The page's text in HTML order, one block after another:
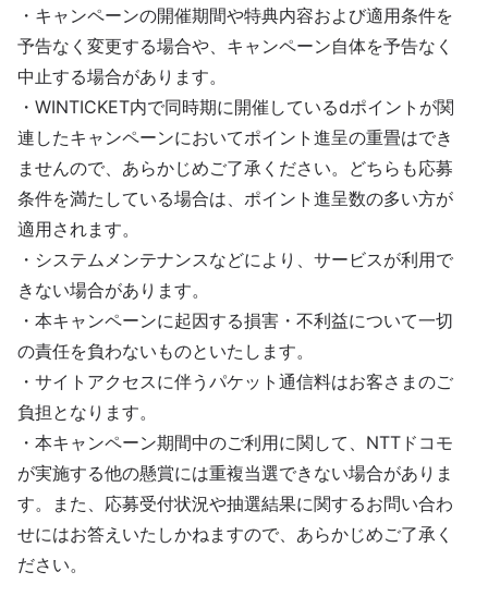
・キャンペーンの開催期間や特典内容および適用条件を
予告なく変更する場合や、キャンペーン自体を予告なく
中止する場合があります。
・WINTICKET内で同時期に開催しているdポイントが関
連したキャンペーンにおいてポイント進呈の重畳はでき
ませんので、あらかじめご了承ください。どちらも応募
条件を満たしている場合は、ポイント進呈数の多い方が
適用されます。
・システムメンテナンスなどにより、サービスが利用で
きない場合があります。
・本キャンペーンに起因する損害・不利益について一切
の責任を負わないものといたします。
・サイトアクセスに伴うパケット通信料はお客さまのご
負担となります。
・本キャンペーン期間中のご利用に関して、NTTドコモ
が実施する他の懸賞には重複当選できない場合がありま
す。また、応募受付状況や抽選結果に関するお問い合わ
せにはお答えいたしかねますので、あらかじめご了承く
ださい。